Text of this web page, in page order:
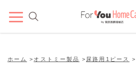
ホーム > オストミー製品 > 尿路用1ピース >